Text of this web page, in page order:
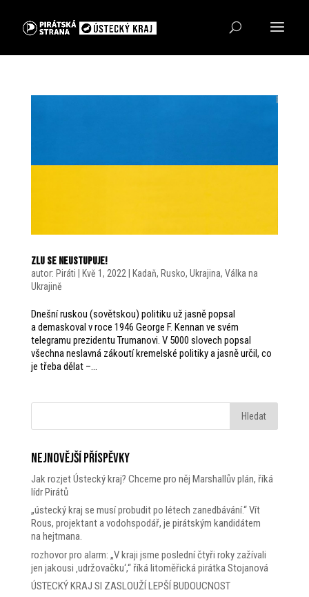
Zlu se neustupuje!
autor: Piráti | Kvě 1, 2022 | Kadaň, Rusko, Ukrajina, Válka na
Ukrajině
Dnešní ruskou (sovětskou) politiku už jasně popsal
a demaskoval v roce 1946 George F. Kennan ve svém
telegramu prezidentu Trumanovi. V 5000 slovech popsal
všechna neslavná zákoutí kremelské politiky a jasně určil, co
je třeba dělat –...
Nejnovější příspěvky
Jak rozjet Ústecký kraj? Chceme pro něj Marshallův plán, říká
lídr Pirátů
„ústecký kraj se musí probudit po létech zanedbávání.“ Vít
Rous, projektant a vodohspodář, je pirátským kandidátem
na hejtmana.
rozhovor pro alarm: „V kraji jsme poslední čtyři roky zažívali
jen jakousi ‚udržovačku‘,“ říká litoměřická pirátka Stojanová
ÚSTECKÝ KRAJ SI ZASLOUŽÍ LEPŠÍ BUDOUCNOST